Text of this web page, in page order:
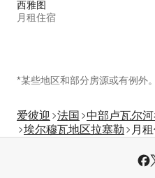
西雅图
月租住宿
*某些地区和部分房源或有例外。
爱彼迎 法国 中部卢瓦尔
埃尔穆瓦地区拉塞勒
月